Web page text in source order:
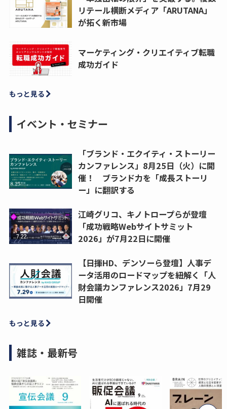
リテール横断メディア「ARUTANA」
が拓く新市場
マーケティング・クリエイティブ転職
成功ガイド
もっと見る
イベント・セミナー
「ブランド・エクイティ・ストーリー
カンファレンス」8月25日（火）に開
催！ ブランド力を「成長ストーリ
ー」に翻訳する
江崎グリコ、キノトロープらが登壇
「成功戦略Webサイトサミット
2026」が7月22日に開催
【日揮HD、デンソーら登壇】人事デ
ータ活用のロードマップを紐解く「人
財会議カンファレンス2026」7月29
日開催
もっと見る
雑誌・最新号